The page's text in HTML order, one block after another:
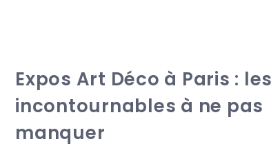
Expos Art Déco à Paris : les
incontournables à ne pas
manquer